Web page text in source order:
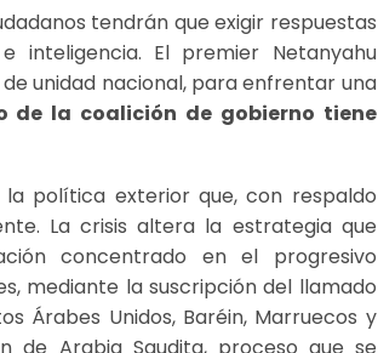
tendrán que exigir respuestas
inteligencia. El premier Netanyahu
unidad nacional, para enfrentar una
de la coalición de gobierno tiene
política exterior que, con respaldo
La crisis altera la estrategia que
concentrado en el progresivo
mediante la suscripción del llamado
Árabes Unidos, Baréin, Marruecos y